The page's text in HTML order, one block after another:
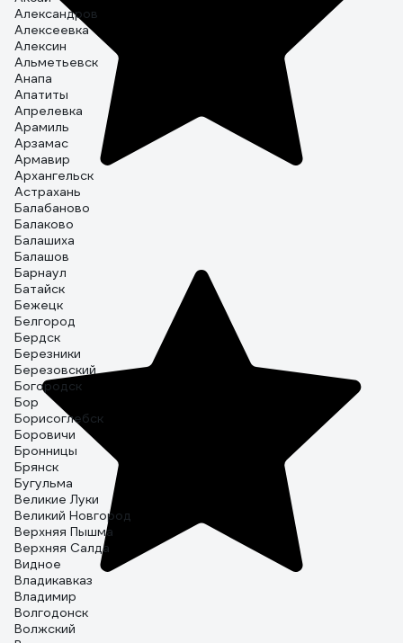
Александров
Алексеевка
Алексин
Альметьевск
Анапа
Апатиты
Апрелевка
Арамиль
Арзамас
Армавир
Архангельск
Астрахань
Балабаново
Балаково
Балашиха
Балашов
Барнаул
Батайск
Бежецк
Белгород
Бердск
Березники
Березовский
Богородск
Бор
Борисоглебск
Боровичи
Бронницы
Брянск
Бугульма
Великие Луки
Великий Новгород
Верхняя Пышма
Верхняя Салда
Видное
Владикавказ
Владимир
Волгодонск
Волжский